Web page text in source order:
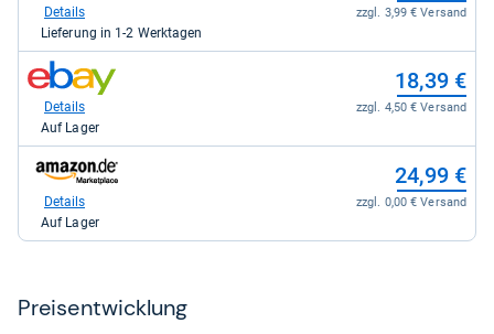
Shop
für
kaufen.
zzgl. 3,99 € Versand
Details
Lieferung in 1-2 Werktagen
zum
Shop:
eBay
kaufen.
18,39 €
zzgl. 4,50 € Versand
Details
Auf Lager
zum
Shop:
Amazon.de
24,99 €
zzgl. 0,00 € Versand
Details
Auf Lager
Preis­ent­wick­lung